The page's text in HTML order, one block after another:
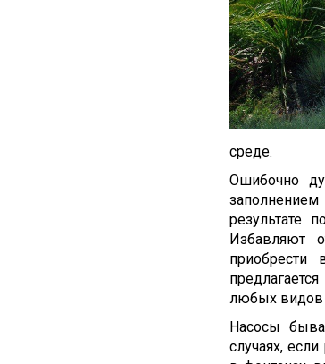
среде.
Ошибочно
результате
Избавляют
приобрести
любых видов
Насосы
случаях,